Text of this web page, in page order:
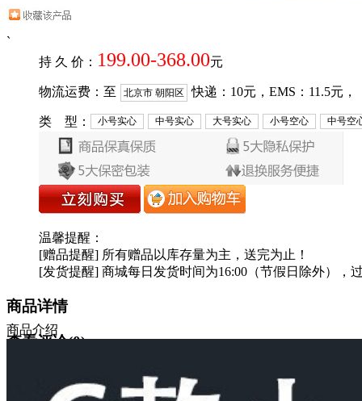
`
持 久 价： 199.00-368.00元
物流运费：至 北京市 朝阳区 快递： 10元，EMS： 11.5元，
类 型： 小号实心 中号实心 大号实心 小号空心 中号空
温馨提醒：
[赠品提醒] 所有赠品以库存量为主，送完为止！
[发货提醒] 商城每日发货时间为16:00（节假日除外），
商品详情
查看评论(0)
商品介绍